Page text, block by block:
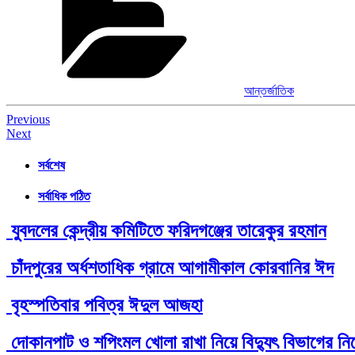
আন্তর্জাতিক
Post
navigation
Previous
Next
সর্বশেষ
সর্বাধিক পঠিত
যুবদলের কেন্দ্রীয় কমিটিতে ফরিদগঞ্জের তারেকুর রহমান
চাঁদপুরের অর্ধশতাধিক গ্রামে আগামীকাল কোরবানির ঈদ
বৃহস্পতিবার পবিত্র ঈদুল আজহা
দোকানপাট ও শপিংমল খোলা রাখা নিয়ে বিদ্যুৎ বিভাগের